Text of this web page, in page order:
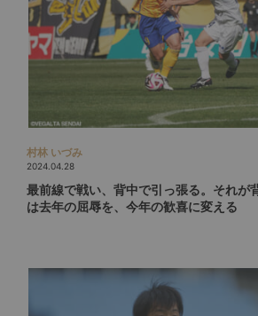
村林 いづみ
2024.04.28
最前線で戦い、背中で引っ張る。それが
は去年の屈辱を、今年の歓喜に変える